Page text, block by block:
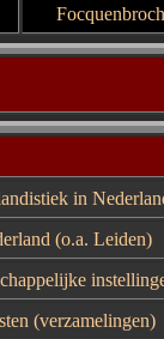
Focquenbroch
in
(o.a. Leiden)
(verzamelingen)